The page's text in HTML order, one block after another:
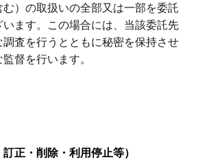
む）の取扱いの全部又は一部を委託
ます。この場合には、当該委託先
査を行うとともに秘密を保持させ
督を行います。
訂正・削除・利用停止等）